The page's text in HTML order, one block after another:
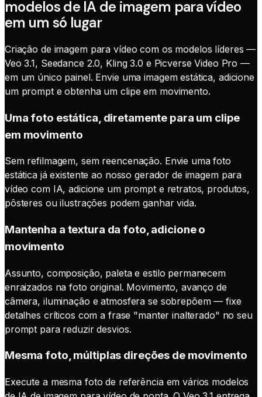
modelos de IA de imagem para vídeo
em um só lugar
Criação de imagem para vídeo com os modelos líderes —
Veo 3.1, Seedance 2.0, Kling 3.0 e Picverse Video Pro —
em um único painel. Envie uma imagem estática, adicione
um prompt e obtenha um clipe em movimento.
Uma foto estática, diretamente para um clipe
em movimento
Sem refilmagem, sem reencenação. Envie uma foto
estática já existente ao nosso gerador de imagem para
vídeo com IA, adicione um prompt e retratos, produtos,
pôsteres ou ilustrações podem ganhar vida.
Mantenha a textura da foto, adicione o
movimento
Assunto, composição, paleta e estilo permanecem
enraizados na foto original. Movimento, avanço de
câmera, iluminação e atmosfera se sobrepõem — fixe
detalhes críticos com a frase "manter inalterado" no seu
prompt para reduzir desvios.
Mesma foto, múltiplas direções de movimento
Execute a mesma foto de referência em vários modelos